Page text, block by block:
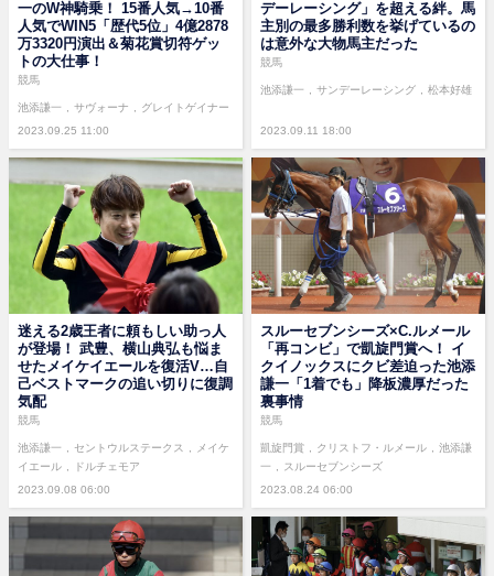
一のW神騎乗！ 15番人気→10番
人気でWIN5「歴代5位」4億2878
万3320円演出＆菊花賞切符ゲッ
トの大仕事！
2023.09.25 11:00
競馬
池添謙一 サヴォーナ グレイトゲイナー
デーレーシング」を超える絆。馬
主別の最多勝利数を挙げているの
は意外な大物馬主だった
2023.09.11 18:00
競馬
池添謙一 サンデーレーシング 松本好雄
迷える2歳王者に頼もしい助っ人
が登場！ 武豊、横山典弘も悩ま
せたメイケイエールを復活V…自
己ベストマークの追い切りに復調
気配
2023.09.08 06:00
競馬
池添謙一 セントウルステークス
メイケ
イエール
ドルチェモア
スルーセブンシーズ×C.ルメール
「再コンビ」で凱旋門賞へ！ イ
クイノックスにクビ差迫った池添
謙一「1着でも」降板濃厚だった
裏事情
2023.08.24 06:00
競馬
凱旋門賞 クリストフ・ルメール
池添謙
一
スルーセブンシーズ